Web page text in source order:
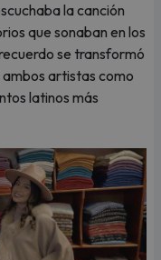
la canción
que sonaban en los
se transformó
artistas como
latinos más